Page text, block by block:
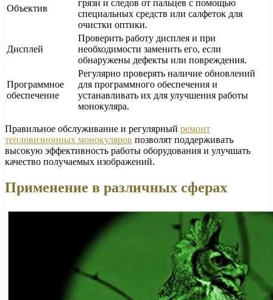
Объектив
грязи и следов от пальцев с помощью
специальных средств или салфеток для
очистки оптики.
Дисплей
Проверить работу дисплея и при
необходимости заменить его, если
обнаружены дефекты или повреждения.
Программное
обеспечение
Регулярно проверять наличие обновлений
для программного обеспечения и
устанавливать их для улучшения работы
монокуляра.
Правильное обслуживание и регулярный ремонт
тепловизионных монокуляров позволят поддерживать
высокую эффективность работы оборудования и улучшать
качество получаемых изображений.
Применение в различных сферах